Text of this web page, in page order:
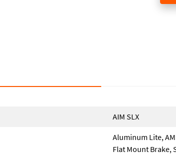
AIM SLX
Aluminum Lite,
Flat Mount Brake,